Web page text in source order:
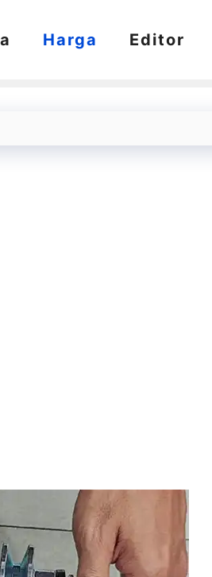
Harga Editor